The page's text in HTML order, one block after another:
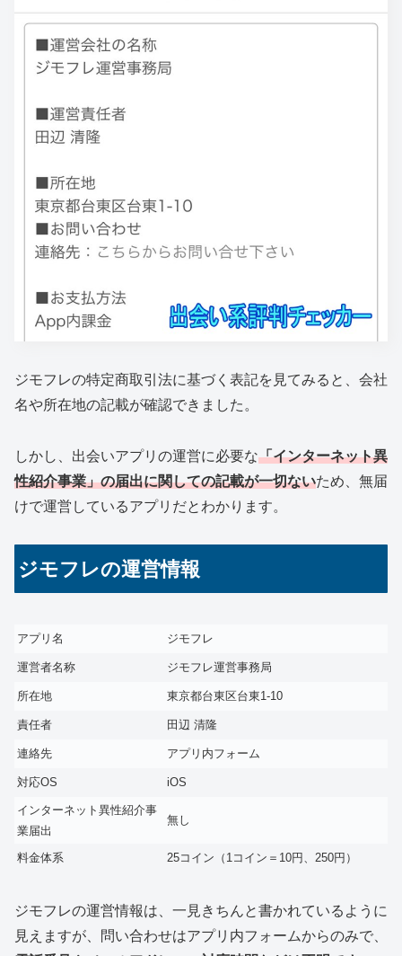
ジモフレの特定商取引法に基づく表記を見てみると、会社
名や所在地の記載が確認できました。
しかし、出会いアプリの運営に必要な「インターネット異
性紹介事業」の届出に関しての記載が一切ないため、無届
けで運営しているアプリだとわかります。
ジモフレの運営情報
アプリ名 ジモフレ
運営者名称 ジモフレ運営事務局
所在地 東京都台東区台東1-10
責任者 田辺 清隆
連絡先 アプリ内フォーム
対応OS iOS
インターネット異性紹介事
業届出
無し
料金体系 25コイン（1コイン＝10円、250円）
ジモフレの運営情報は、一見きちんと書かれているように
見えますが、問い合わせはアプリ内フォームからのみで、